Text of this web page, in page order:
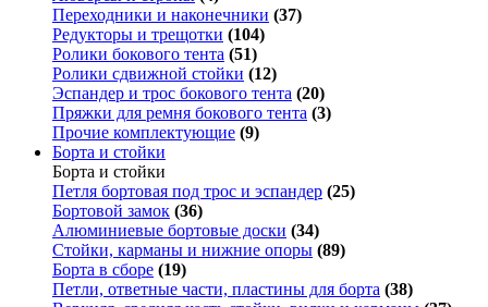
Переходники и наконечники (37)
Редукторы и трещотки (104)
Ролики бокового тента (51)
Ролики сдвижной стойки (12)
Эспандер и трос бокового тента (20)
Пряжки для ремня бокового тента (3)
Прочие комплектующие (9)
Борта и стойки
Борта и стойки
Петля бортовая под трос и эспандер (25)
Бортовой замок (36)
Алюминиевые бортовые доски (34)
Стойки, карманы и нижние опоры (89)
Борта в сборе (19)
Петли, ответные части, пластины для борта (38)